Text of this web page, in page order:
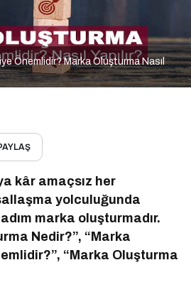
Önemlidir? Marka Oluşturma Nasıl
kâr amaçsız her
yolculuğunda
marka oluşturmadır.
Nedir?”, “Marka
“Marka Oluşturma